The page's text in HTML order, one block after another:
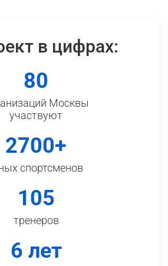
в цифрах:
80
Москвы
участвуют
2700+
спортсменов
105
тренеров
6 лет